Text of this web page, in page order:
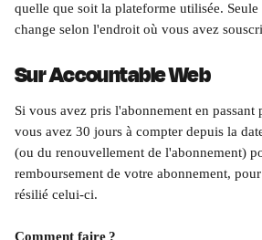
quelle que soit la plateforme utilisée.
change selon l'endroit où vous avez
Sur Accountable Web
Si vous avez pris l'abonnement en passant
vous avez 30 jours à compter depuis la
(ou du renouvellement de l'abonnement)
remboursement de votre abonnement,
résilié celui-ci.
Comment faire ?